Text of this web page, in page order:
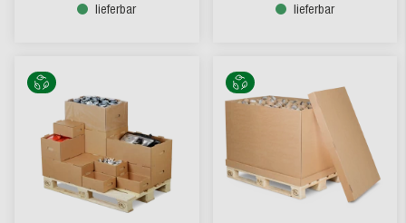
lieferbar lieferbar